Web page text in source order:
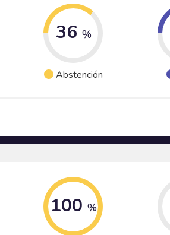
36 %
Abstención
100 %